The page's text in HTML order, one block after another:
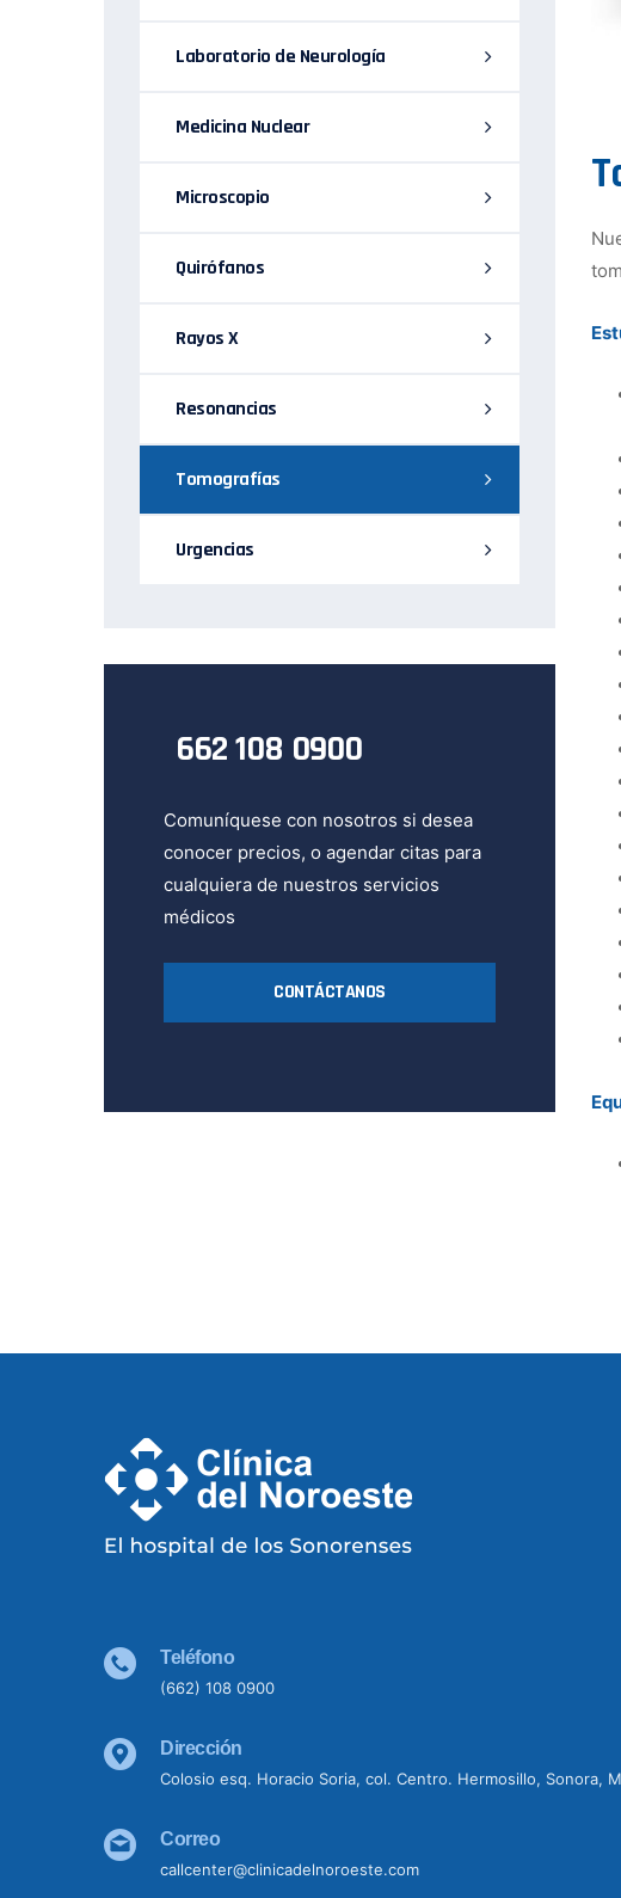
Laboratorio de Neurología
Medicina Nuclear
Microscopio
Quirófanos
Rayos X
Resonancias
Tomografías
Urgencias
662 108 0900
Comuníquese con nosotros si desea
conocer precios, o agendar citas para
cualquiera de nuestros servicios
médicos
CONTÁCTANOS
Teléfono
(662) 108 0900
Dirección
Colosio esq. Horacio Soria, col. Centro. Hermosillo, Sonora,
Correo
callcenter@clinicadelnoroeste.com